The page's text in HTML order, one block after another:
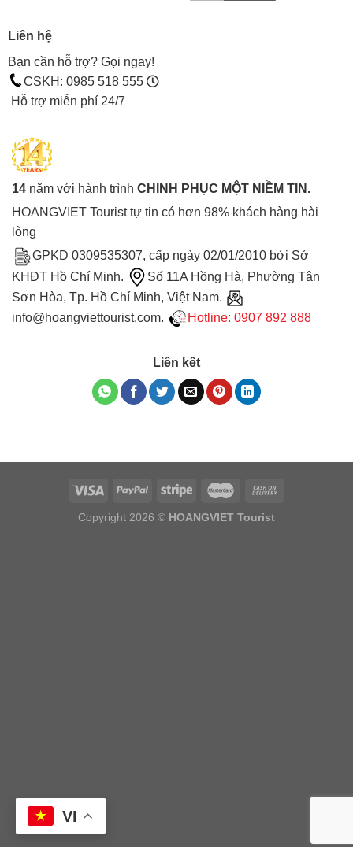
Liên hệ
Bạn cần hỗ trợ? Gọi ngay!
CSKH: 0985 518 555
Hỗ trợ miễn phí 24/7
14 năm với hành trình CHINH PHỤC MỘT NIỀM TIN.
HOANGVIET Tourist tự tin có hơn 98% khách hàng hài
lòng
GPKD 0309535307, cấp ngày 02/01/2010 bởi Sở
KHĐT Hồ Chí Minh.
Số 11A Hồng Hà, Phường Tân
Sơn Hòa, Tp. Hồ Chí Minh, Việt Nam.
info@hoangviettourist.com.
Hotline: 0907 892 888
Liên kết
Copyright 2026 © HOANGVIET Tourist
VI